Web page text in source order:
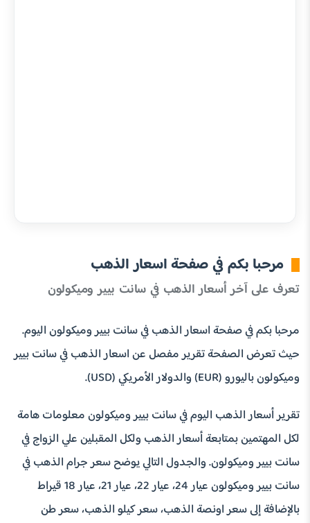
مرحبا بكم في صفحة اسعار الذهب
تعرف على آخر أسعار الذهب في سانت بيير وميكولون
مرحبا بكم في صفحة اسعار الذهب في سانت بيير وميكولون اليوم.
حيث تعرض الصفحة تقرير مفصل عن اسعار الذهب في سانت بيير
وميكولون باليورو (EUR) والدولار الأمريكي (USD).
تقرير أسعار الذهب اليوم في سانت بيير وميكولون معلومات هامة
لكل المهتمين بمتابعة أسعار الذهب ولكل المقبلين علي الزواج في
سانت بيير وميكولون. والجدول التالي يوضح سعر جرام الذهب في
سانت بيير وميكولون عيار 24، عيار 22، عيار 21، عيار 18 قيراط
بالإضافة إلى سعر اونصة الذهب، سعر كيلو الذهب، سعر طن